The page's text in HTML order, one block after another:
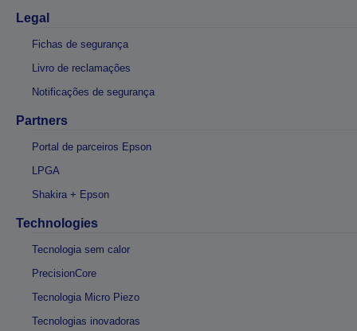
Legal
Fichas de segurança
Livro de reclamações
Notificações de segurança
Partners
Portal de parceiros Epson
LPGA
Shakira + Epson
Technologies
Tecnologia sem calor
PrecisionCore
Tecnologia Micro Piezo
Tecnologias inovadoras